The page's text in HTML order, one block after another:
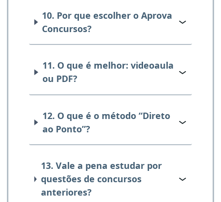
10. Por que escolher o Aprova
Concursos?
11. O que é melhor: videoaula
ou PDF?
12. O que é o método “Direto
ao Ponto”?
13. Vale a pena estudar por
questões de concursos
anteriores?